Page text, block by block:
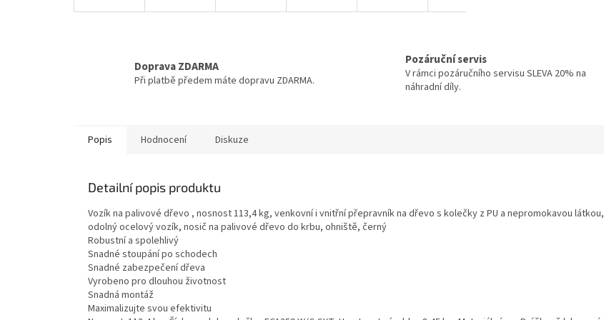
Doprava ZDARMA
Při platbě předem máte dopravu ZDARMA.
Pozáruční servis
V rámci pozáručního servisu SLEVA 20% na
náhradní díly.
Popis Hodnocení Diskuze
Detailní popis produktu
Vozík na palivové dřevo , nosnost 113,4 kg, venkovní i vnitřní přepravník na dřevo s kolečky z PU a nepromokavou látkou,
odolný ocelový vozík, nosič na palivové dřevo do krbu, ohniště, černý
Robustní a spolehlivý
Snadné stoupání po schodech
Snadné zabezpečení dřeva
Vyrobeno pro dlouhou životnost
Snadná montáž
Maximalizujte svou efektivitu